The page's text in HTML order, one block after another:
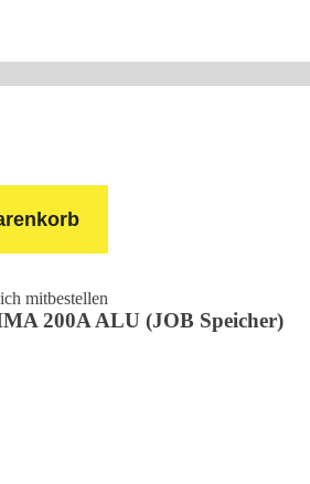
mitbestellen
200A ALU (JOB Speicher)